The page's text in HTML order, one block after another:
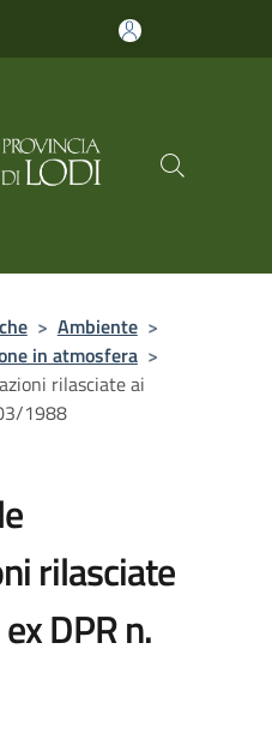
> Ambiente >
in atmosfera >
rilasciate ai
1988
rilasciate
DPR n.